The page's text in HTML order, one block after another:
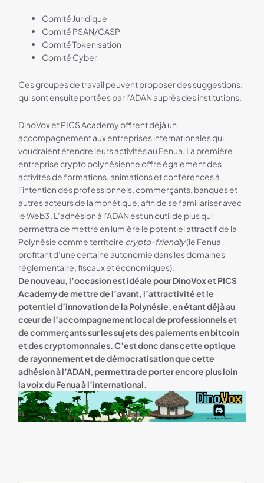
Comité Juridique
Comité PSAN/CASP
Comité Tokenisation
Comité Cyber
Ces groupes de travail peuvent proposer des suggestions,
qui sont ensuite portées par l’ADAN auprès des institutions.
DinoVox et PICS Academy offrent déjà un
accompagnement aux entreprises internationales qui
voudraient étendre leurs activités au Fenua. La première
entreprise crypto polynésienne offre également des
activités de formations, animations et conférences à
l’intention des professionnels, commerçants, banques et
autres acteurs de la monétique, afin de se familiariser avec
le Web3. L’adhésion à l’ADAN est un outil de plus qui
permettra de mettre en lumière le potentiel attractif de la
Polynésie comme territoire crypto-friendly(le Fenua
profitant d’une certaine autonomie dans les domaines
réglementaire, fiscaux et économiques).
De nouveau, l’occasion est idéale pour DinoVox et PICS
Academy de mettre de l’avant, l’attractivité et le
potentiel d’innovation de la Polynésie, en étant déjà au
cœur de l’accompagnement local de professionnels et
de commerçants sur les sujets des paiements en bitcoin
et des cryptomonnaies.C’est donc dans cette optique
de rayonnement et de démocratisation que cette
adhésion à l’ADAN, permettra de porter encore plus loin
la voix du Fenua à l’international.